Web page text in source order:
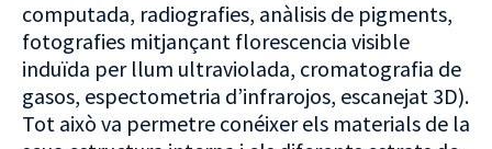
computada, radiografies, anàlisis de pigments,
fotografies mitjançant florescencia visible
induïda per llum ultraviolada, cromatografia de
gasos, espectometria d’infrarojos, escanejat 3D).
Tot això va permetre conéixer els materials de la